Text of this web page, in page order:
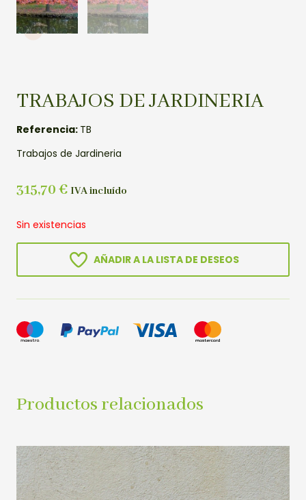
TRABAJOS DE JARDINERIA
Referencia: TB
Trabajos de Jardineria
315,70 € IVA incluído
Sin existencias
AÑADIR A LA LISTA DE DESEOS
Productos relacionados